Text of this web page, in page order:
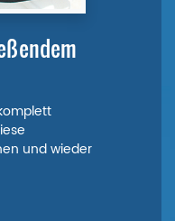
und wieder